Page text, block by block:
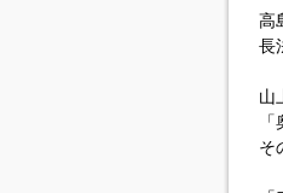
高
長
山
そ